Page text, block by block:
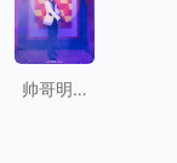
帅哥明星王鹤棣图片